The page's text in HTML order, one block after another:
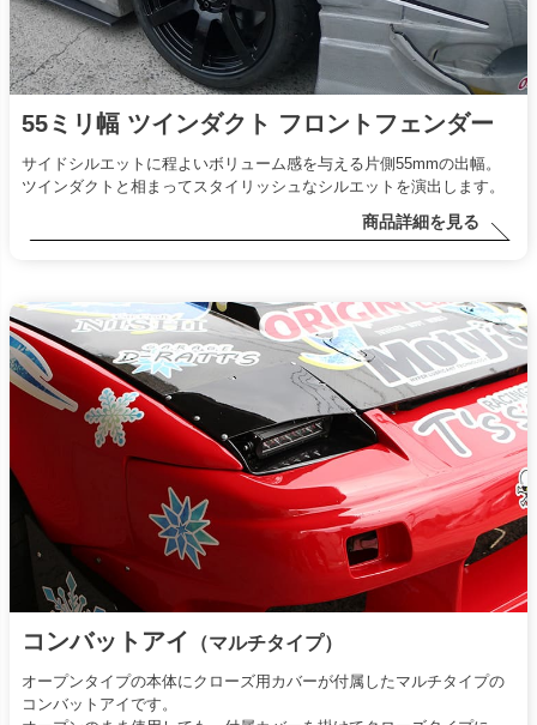
55ミリ幅 ツインダクト フロントフェンダー
サイドシルエットに程よいボリューム感を与える片側55mmの出幅。
ツインダクトと相まってスタイリッシュなシルエットを演出します。
商品詳細を見る
コンバットアイ （マルチタイプ）
オープンタイプの本体にクローズ用カバーが付属したマルチタイプの
コンバットアイです。